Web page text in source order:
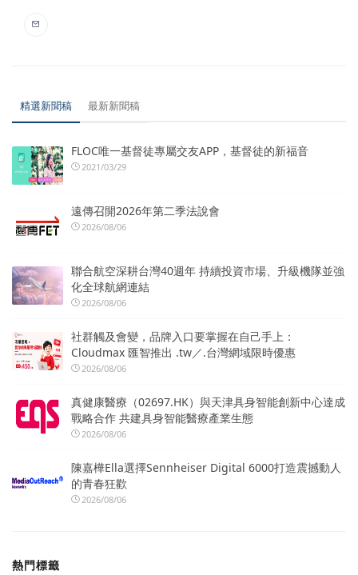
精選新聞稿 最新新聞稿
FLOC唯一基督徒專屬交友APP，基督徒的新福音
2021/03/29
遠傳召開2026年第二季法說會
2026/08/06
聯合航空深耕台灣40週年 持續投資市場、升級機隊並強
化全球航網連結
2026/08/06
社群觸及會變，品牌入口要掌握在自己手上：
Cloudmax 匯智推出 .tw／.台灣網域限時優惠
2026/08/06
真健康醫療（02697.HK）與天津具身智能創新中心達成
戰略合作 共建具身智能醫療產業生態
2026/08/06
陳嘉樺Ella選擇Sennheiser Digital 6000打造震撼動人
的青春狂歡
2026/08/06
熱門標籤